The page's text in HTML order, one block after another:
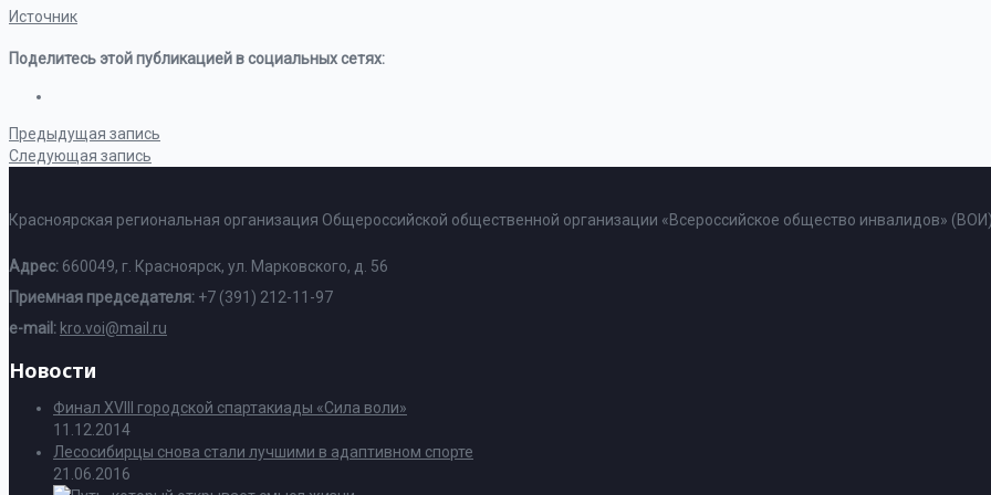
Источник
Поделитесь этой публикацией в социальных сетях:
Предыдущая запись
Следующая запись
Красноярская региональная организация Общероссийской общественной организации «Всероссийское общество инвалидов»
Адрес: 660049, г. Красноярск, ул. Марковского, д. 56
Приемная председателя: +7 (391) 212-11-97
e-mail: kro.voi@mail.ru
Новости
Финал XVIII городской спартакиады «Сила воли»
11.12.2014
Лесосибирцы снова стали лучшими в адаптивном спорте
21.06.2016